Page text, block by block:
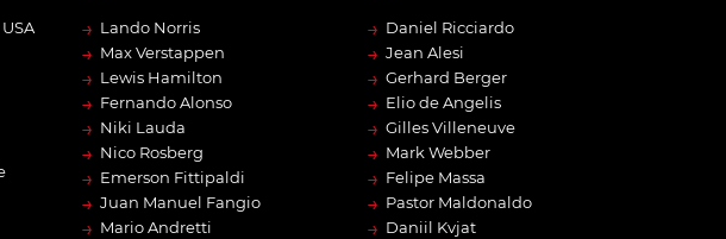
→ Lando Norris
→ Max Verstappen
→ Lewis Hamilton
→ Fernando Alonso
→ Niki Lauda
→ Nico Rosberg
→ Emerson Fittipaldi
→ Juan Manuel Fangio
→ Mario Andretti
→ Daniel Ricciardo
→ Jean Alesi
→ Gerhard Berger
→ Elio de Angelis
→ Gilles Villeneuve
→ Mark Webber
→ Felipe Massa
→ Pastor Maldonaldo
→ Daniil Kvjat